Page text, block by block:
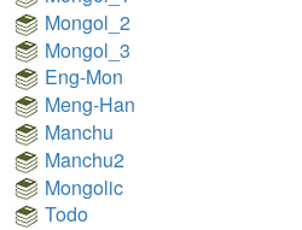
Mongol_2
Mongol_3
Eng-Mon
Meng-Han
Manchu
Manchu2
Mongolic
Todo